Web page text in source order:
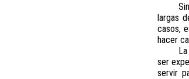
largas
casos,
hacer
ser
servir